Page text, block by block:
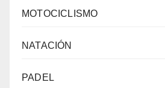
MOTOCICLISMO
NATACIÓN
PADEL